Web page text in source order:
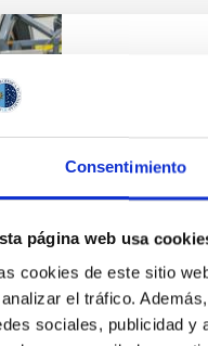
Consentimiento
página web usa
cookies de este sitio
el tráfico.
sociales, publicidad y
científica, el
desarrollo